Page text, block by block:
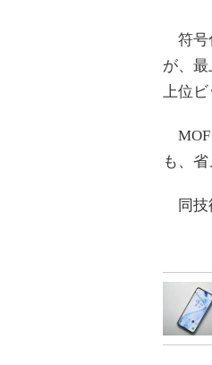
符号
が、
上位ビ
MOF
も、
同技